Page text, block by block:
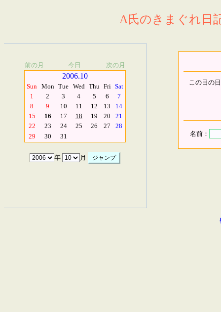
A氏のきまぐれ日
前の月 今日 次の月
2006.10
Sun Mon Tue Wed Thu Fri Sat
1
2 3 4 5 6
7
8
9 10 11 12 13
14
15
16 17 18 19 20
21
22
23 24 25 26 27
28
29
30 31
年 月
この日の
名前：